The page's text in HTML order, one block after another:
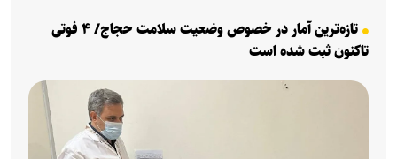
تازه‌ترین آمار در خصوص وضعیت سلامت حجاج/ ۴ فوتی
تاکنون ثبت شده است